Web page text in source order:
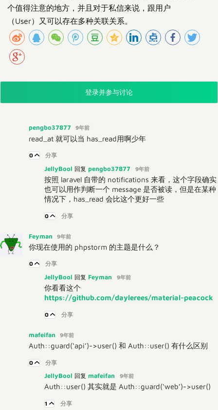
个值得注意的地方，并且对于私信来说，跟用户
（User）又可以存在多种关联关系。
登录并参与讨论
pengbo37877 9年前
read_at 就可以当 has_read用啊少年
0 分享
JellyBool 回复 pengbo37877 9年前
按照 laravel 自带的 notifications 来看，这个字段确实
也可以用作判断一个 message 是否被读，但是在某种
情况下，has_read 会比这个更好一些
0 分享
Feyman 9年前
你现在使用的 phpstorm 的主题是什么？
0 分享
JellyBool 回复 Feyman 9年前
你看看这个
https://github.com/daylerees/material-peacock
0 分享
mafeifan 9年前
Auth::guard(‘api’)->user() 和 Auth::user() 有什么区别
0 分享
JellyBool 回复 mafeifan 9年前
Auth::user() 其实就是 Auth::guard(‘web’)->user()
1 分享